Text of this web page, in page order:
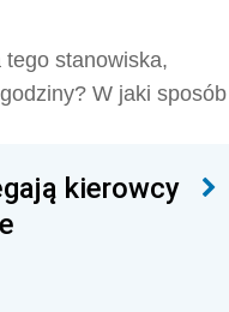
tego stanowiska,
W jaki sposób
kierowcy